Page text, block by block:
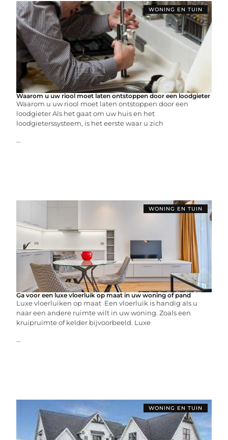
WONING EN TUIN
Waarom u uw riool moet laten ontstoppen door een loodgieter
Waarom u uw riool moet laten ontstoppen door een
loodgieter Als het gaat om uw huis en het
loodgieterssysteem, is het eerste waar u zich
...
WONING EN TUIN
Ga voor een luxe vloerluik op maat in uw woning of pand
Luxe vloerluiken op maat Een vloerluik is handig als u
naar een andere ruimte wilt in uw woning. Zoals een
kruipruimte of kelder bijvoorbeeld. Luxe
...
WONING EN TUIN